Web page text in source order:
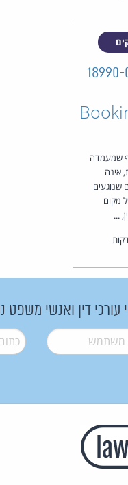
08-25
שמעמדה
אינה
שנוגעים
מקום
...
עורכי דין ואנשי
* דואל*